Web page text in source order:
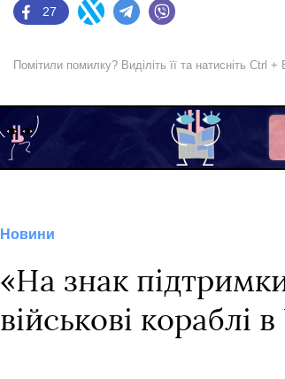
Facebook
27
Twitter Telegram
Помітили помилку? Виділіть її та натисніть Ctrl +
Новини
«На знак
військові кораблі